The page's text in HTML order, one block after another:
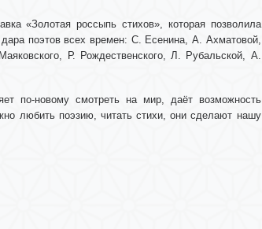
«Золотая россыпь стихов», которая позволила
поэтов всех времен: С. Есенина, А. Ахматовой,
Р. Рождественского, Л. Рубальской, А.
по-новому смотреть на мир, даёт возможность
любить поэзию, читать стихи, они сделают нашу